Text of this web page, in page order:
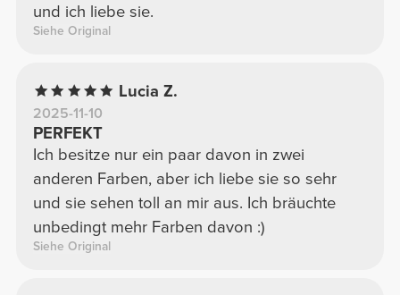
und ich liebe sie.
Siehe Original
Lucia Z.
2025-11-10
PERFEKT
Ich besitze nur ein paar davon in zwei
anderen Farben, aber ich liebe sie so sehr
und sie sehen toll an mir aus. Ich bräuchte
unbedingt mehr Farben davon :)
Siehe Original